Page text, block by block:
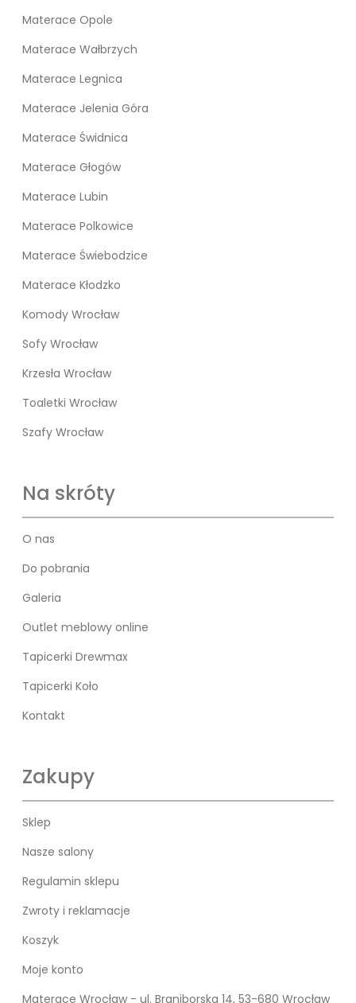
Materace Opole
Materace Wałbrzych
Materace Legnica
Materace Jelenia Góra
Materace Świdnica
Materace Głogów
Materace Lubin
Materace Polkowice
Materace Świebodzice
Materace Kłodzko
Komody Wrocław
Sofy Wrocław
Krzesła Wrocław
Toaletki Wrocław
Szafy Wrocław
Na skróty
O nas
Do pobrania
Galeria
Outlet meblowy online
Tapicerki Drewmax
Tapicerki Koło
Kontakt
Zakupy
Sklep
Nasze salony
Regulamin sklepu
Zwroty i reklamacje
Koszyk
Moje konto
Materace Wrocław - ul. Braniborska 14, 53-680 Wrocław